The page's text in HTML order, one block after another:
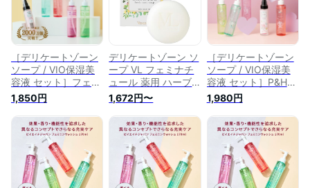
［デリケートゾーン
ソープ / VIO保湿美
容液 セット］フェミ
ニンウォッシュ と V
ケア のおトクなセッ
ト販売 デリケートゾ
ーン ソープ 黒ずみ
ケア におい かゆみ
消臭 VIO
1,850円
デリケートゾーン ソ
ープ VL フェミナチ
ュール 薬用 ハーブ
ナノソープ 医薬部外
品 ニオイ 黒ずみ ジ
ャムウ ハーブ VIO
フェミニン ケア
100g 日本製
1,672円〜
［デリケートゾーン
ソープ / VIO保湿美
容液 セット］P&H
サンリオ コラボ 限
定パッケージ 黒ずみ
ケア におい かゆみ
消臭 VIO アミノ酸
保湿 デリケートゾー
ンの臭い フェムケア
フェミニンウォッシ
ュ 日本製 PHケア
1,980円